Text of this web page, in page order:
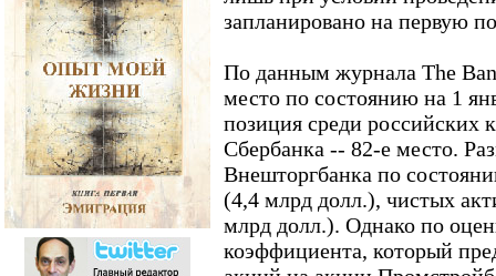
запланировано на первую
По данным журнала The
место по состоянию на 1
позиция среди российских
Сбербанка -- 82-е место.
Внешторгбанка по
(4,4 млрд долл.), чистых
млрд долл.). Однако по
коэффициента, который